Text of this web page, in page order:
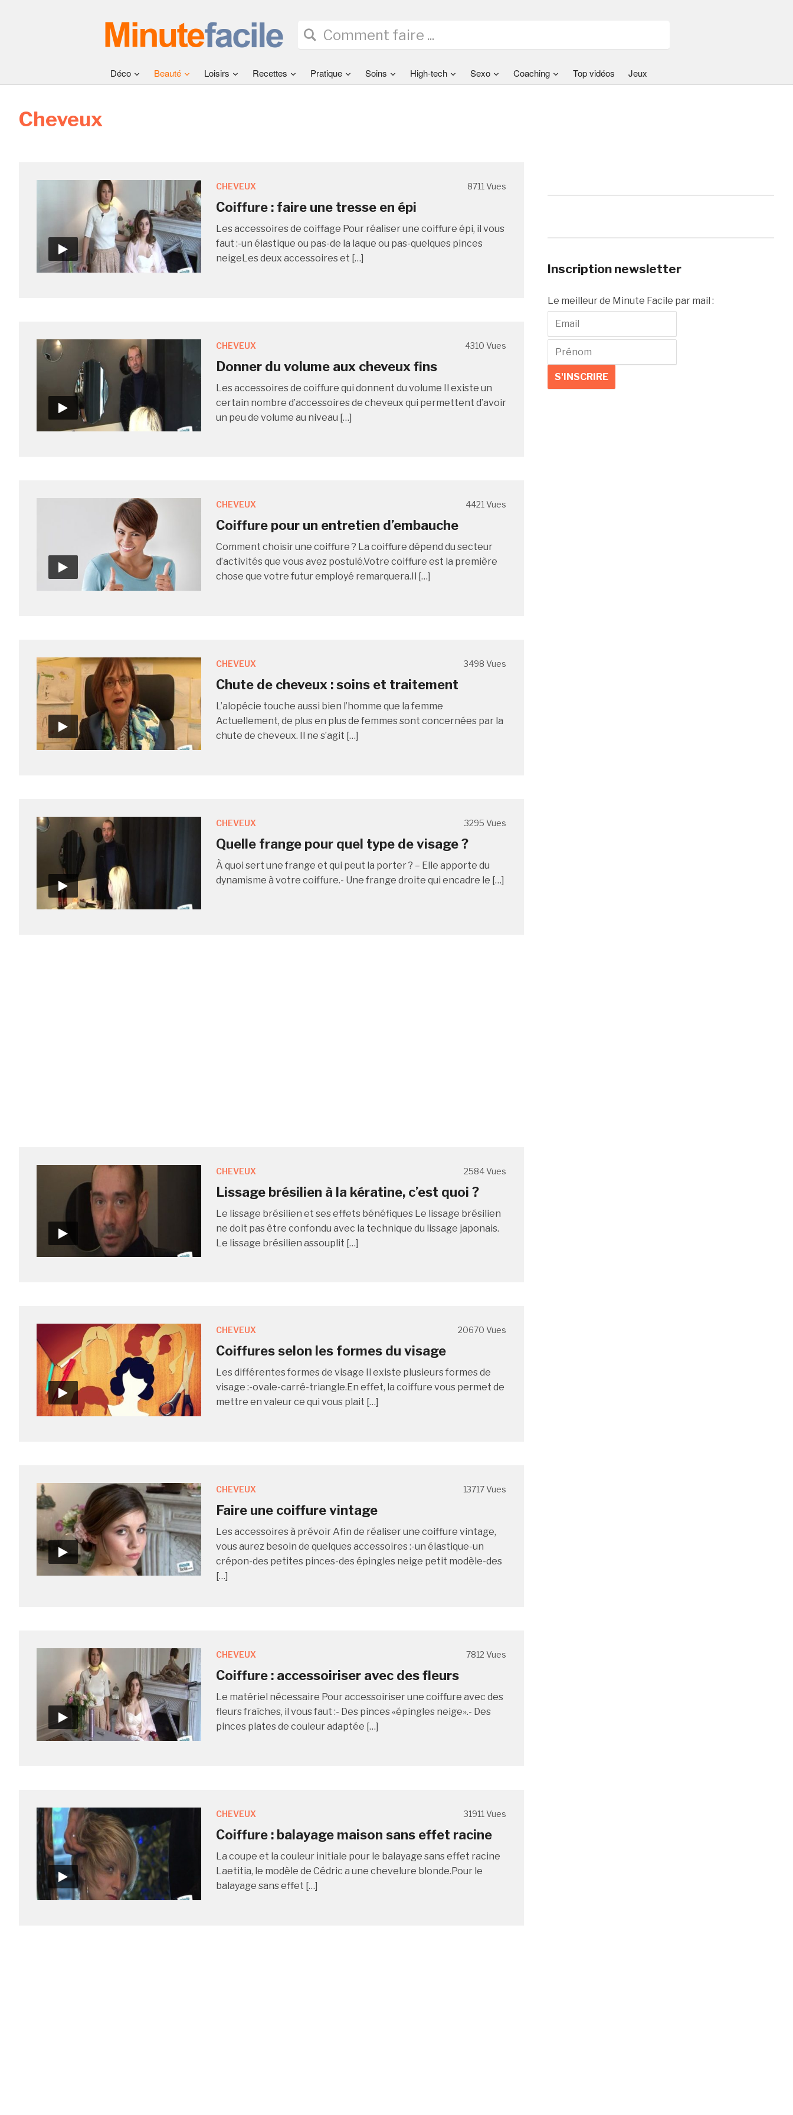
Déco Beauté Loisirs Recettes Pratique Soins High-tech Sexo Coaching Top vidéos Jeux
Cheveux
CHEVEUX 8711 Vues
Coiffure : faire une tresse en épi
Les accessoires de coiffage Pour réaliser une coiffure épi, il vous
faut :-un élastique ou pas-de la laque ou pas-quelques pinces
neigeLes deux accessoires et […]
CHEVEUX 4310 Vues
Donner du volume aux cheveux fins
Les accessoires de coiffure qui donnent du volume Il existe un
certain nombre d’accessoires de cheveux qui permettent d’avoir
un peu de volume au niveau […]
CHEVEUX 4421 Vues
Coiffure pour un entretien d’embauche
Comment choisir une coiffure ? La coiffure dépend du secteur
d’activités que vous avez postulé.Votre coiffure est la première
chose que votre futur employé remarquera.Il […]
CHEVEUX 3498 Vues
Chute de cheveux : soins et traitement
L’alopécie touche aussi bien l’homme que la femme
Actuellement, de plus en plus de femmes sont concernées par la
chute de cheveux. Il ne s’agit […]
CHEVEUX 3295 Vues
Quelle frange pour quel type de visage ?
À quoi sert une frange et qui peut la porter ? – Elle apporte du
dynamisme à votre coiffure.- Une frange droite qui encadre le […]
CHEVEUX 2584 Vues
Lissage brésilien à la kératine, c’est quoi ?
Le lissage brésilien et ses effets bénéfiques Le lissage brésilien
ne doit pas être confondu avec la technique du lissage japonais.
Le lissage brésilien assouplit […]
CHEVEUX 20670 Vues
Coiffures selon les formes du visage
Les différentes formes de visage Il existe plusieurs formes de
visage :-ovale-carré-triangle.En effet, la coiffure vous permet de
mettre en valeur ce qui vous plait […]
CHEVEUX 13717 Vues
Faire une coiffure vintage
Les accessoires à prévoir Afin de réaliser une coiffure vintage,
vous aurez besoin de quelques accessoires :-un élastique-un
crépon-des petites pinces-des épingles neige petit modèle-des
[…]
CHEVEUX 7812 Vues
Coiffure : accessoiriser avec des fleurs
Le matériel nécessaire Pour accessoiriser une coiffure avec des
fleurs fraîches, il vous faut :- Des pinces «épingles neige».- Des
pinces plates de couleur adaptée […]
CHEVEUX 31911 Vues
Coiffure : balayage maison sans effet racine
La coupe et la couleur initiale pour le balayage sans effet racine
Laetitia, le modèle de Cédric a une chevelure blonde.Pour le
balayage sans effet […]
Inscription newsletter
Le meilleur de Minute Facile par mail :